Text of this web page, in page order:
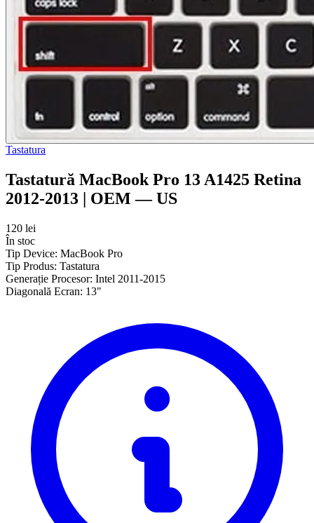
Tastatura
Tastatură MacBook Pro 13 A1425 Retina
2012-2013 | OEM — US
120 lei
În stoc
Tip Device: MacBook Pro
Tip Produs: Tastatura
Generație Procesor: Intel 2011-2015
Diagonală Ecran: 13"